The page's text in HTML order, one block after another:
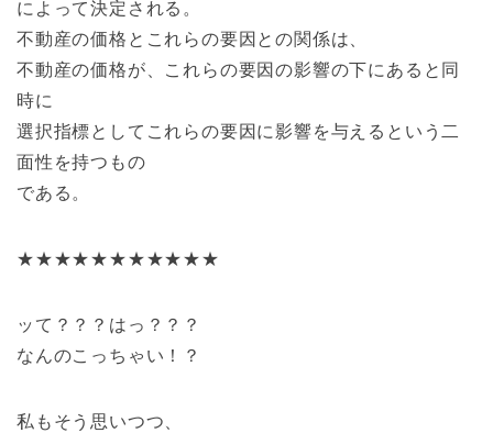
によって決定される。
不動産の価格とこれらの要因との関係は、
不動産の価格が、これらの要因の影響の下にあると同
時に
選択指標としてこれらの要因に影響を与えるという二
面性を持つもの
である。
★★★★★★★★★★★
ッて？？？はっ？？？
なんのこっちゃい！？
私もそう思いつつ、